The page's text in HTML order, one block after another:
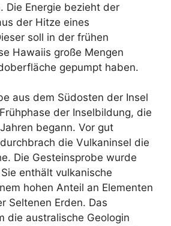
Die Energie bezieht der
der Hitze eines
soll in der frühen
Hawaiis große Mengen
gepumpt haben.
aus dem Südosten der Insel
der Inselbildung, die
begann. Vor gut
die Vulkaninsel die
Die Gesteinsprobe wurde
enthält vulkanische
hohen Anteil an Elementen
Seltenen Erden. Das
die australische Geologin